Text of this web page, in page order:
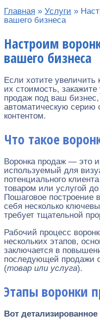
Главная » Услуги »
вашего бизнеса
Настроим
вашего бизнеса
Если хотите увеличить
их стоимость,
продаж под ваш бизнес,
автоматическую
контентом.
Что такое
Воронка продаж — это
используемый для
потенциального
товаром или услугой
Пошаговое построение
себя несколько
требует тщательной
Рабочий процесс
нескольких этапов,
заключается в
последующей продажи
(товар или услуга).
Этапы воронки
Вот